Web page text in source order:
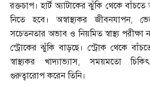
রক্তচাপ। হার্ট অ্যাটাকের ঝুঁকি থেকে
নিতে হবে। অস্বাস্থ্যকর জীবনযাপন,
সচেতনতার অভাব ও নিয়মিত স্বাস্থ্য পরীক্ষা
স্ট্রোকের ঝুঁকি বাড়ছে। স্ট্রোক থেকে
স্বাস্থ্যকর খাদ্যাভ্যাস,সময়মতো
গুরুত্বারোপ করেন তিনি।